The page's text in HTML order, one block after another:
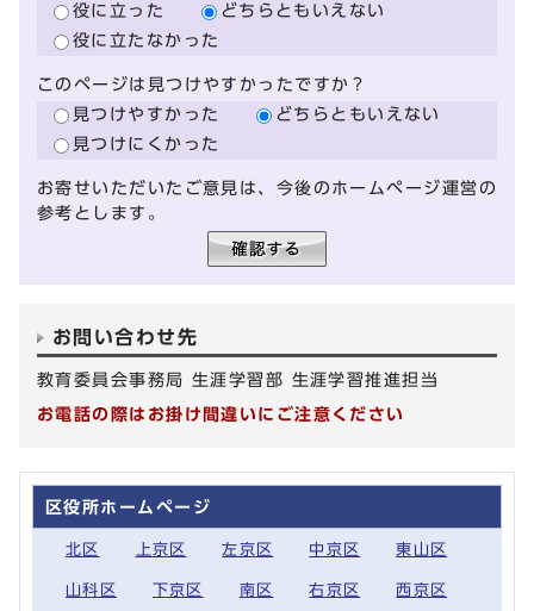
役に立った
どちらともいえない
役に立たなかった
このページは見つけやすかったですか？
見つけやすかった
どちらともいえない
見つけにくかった
お寄せいただいたご意見は、今後のホームページ運営の
参考とします。
お問い合わせ先
教育委員会事務局 生涯学習部 生涯学習推進担当
お電話の際はお掛け間違いにご注意ください
区役所ホームページ
北区 上京区 左京区 中京区 東山区
山科区 下京区 南区 右京区 西京区